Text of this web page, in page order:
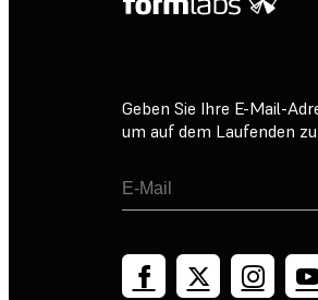
Geben Sie Ihre E-Mail-
um auf dem Laufenden